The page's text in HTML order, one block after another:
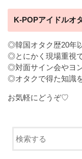
K-POPアイドルオ
◎韓国オタク歴20年
◎とにかく現場重視
◎対面サイン会やヨ
◎オタクで得た知識
お気軽にどうぞ♡